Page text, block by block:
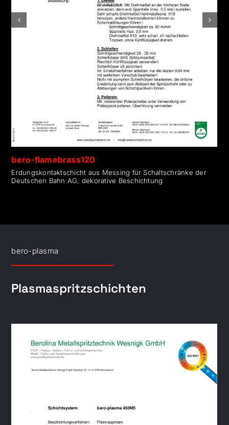
bero-flamebrass120
Erdungskontaktschicht aus Messing für Schaltschränke der
Deutschen Bahn AG, dekorative Beschichtung
bero-plasma
Plasmaspritzschichten